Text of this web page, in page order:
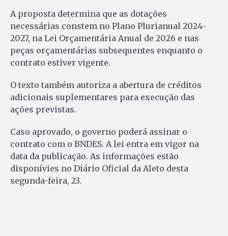
A proposta determina que as dotações
necessárias constem no Plano Plurianual 2024-
2027, na Lei Orçamentária Anual de 2026 e nas
peças orçamentárias subsequentes enquanto o
contrato estiver vigente.
O texto também autoriza a abertura de créditos
adicionais suplementares para execução das
ações previstas.
Caso aprovado, o governo poderá assinar o
contrato com o BNDES. A lei entra em vigor na
data da publicação. As informações estão
disponívies no Diário Oficial da Aleto desta
segunda-feira, 23.